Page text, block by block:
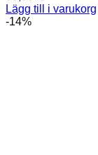
Lägg till i varukorg
-14%